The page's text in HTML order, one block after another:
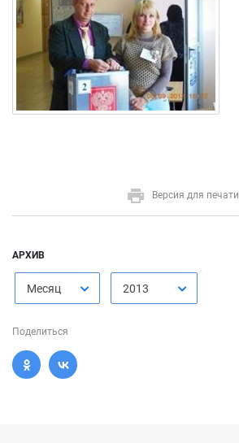
Версия для печати
АРХИВ
Месяц 2013
Поделиться